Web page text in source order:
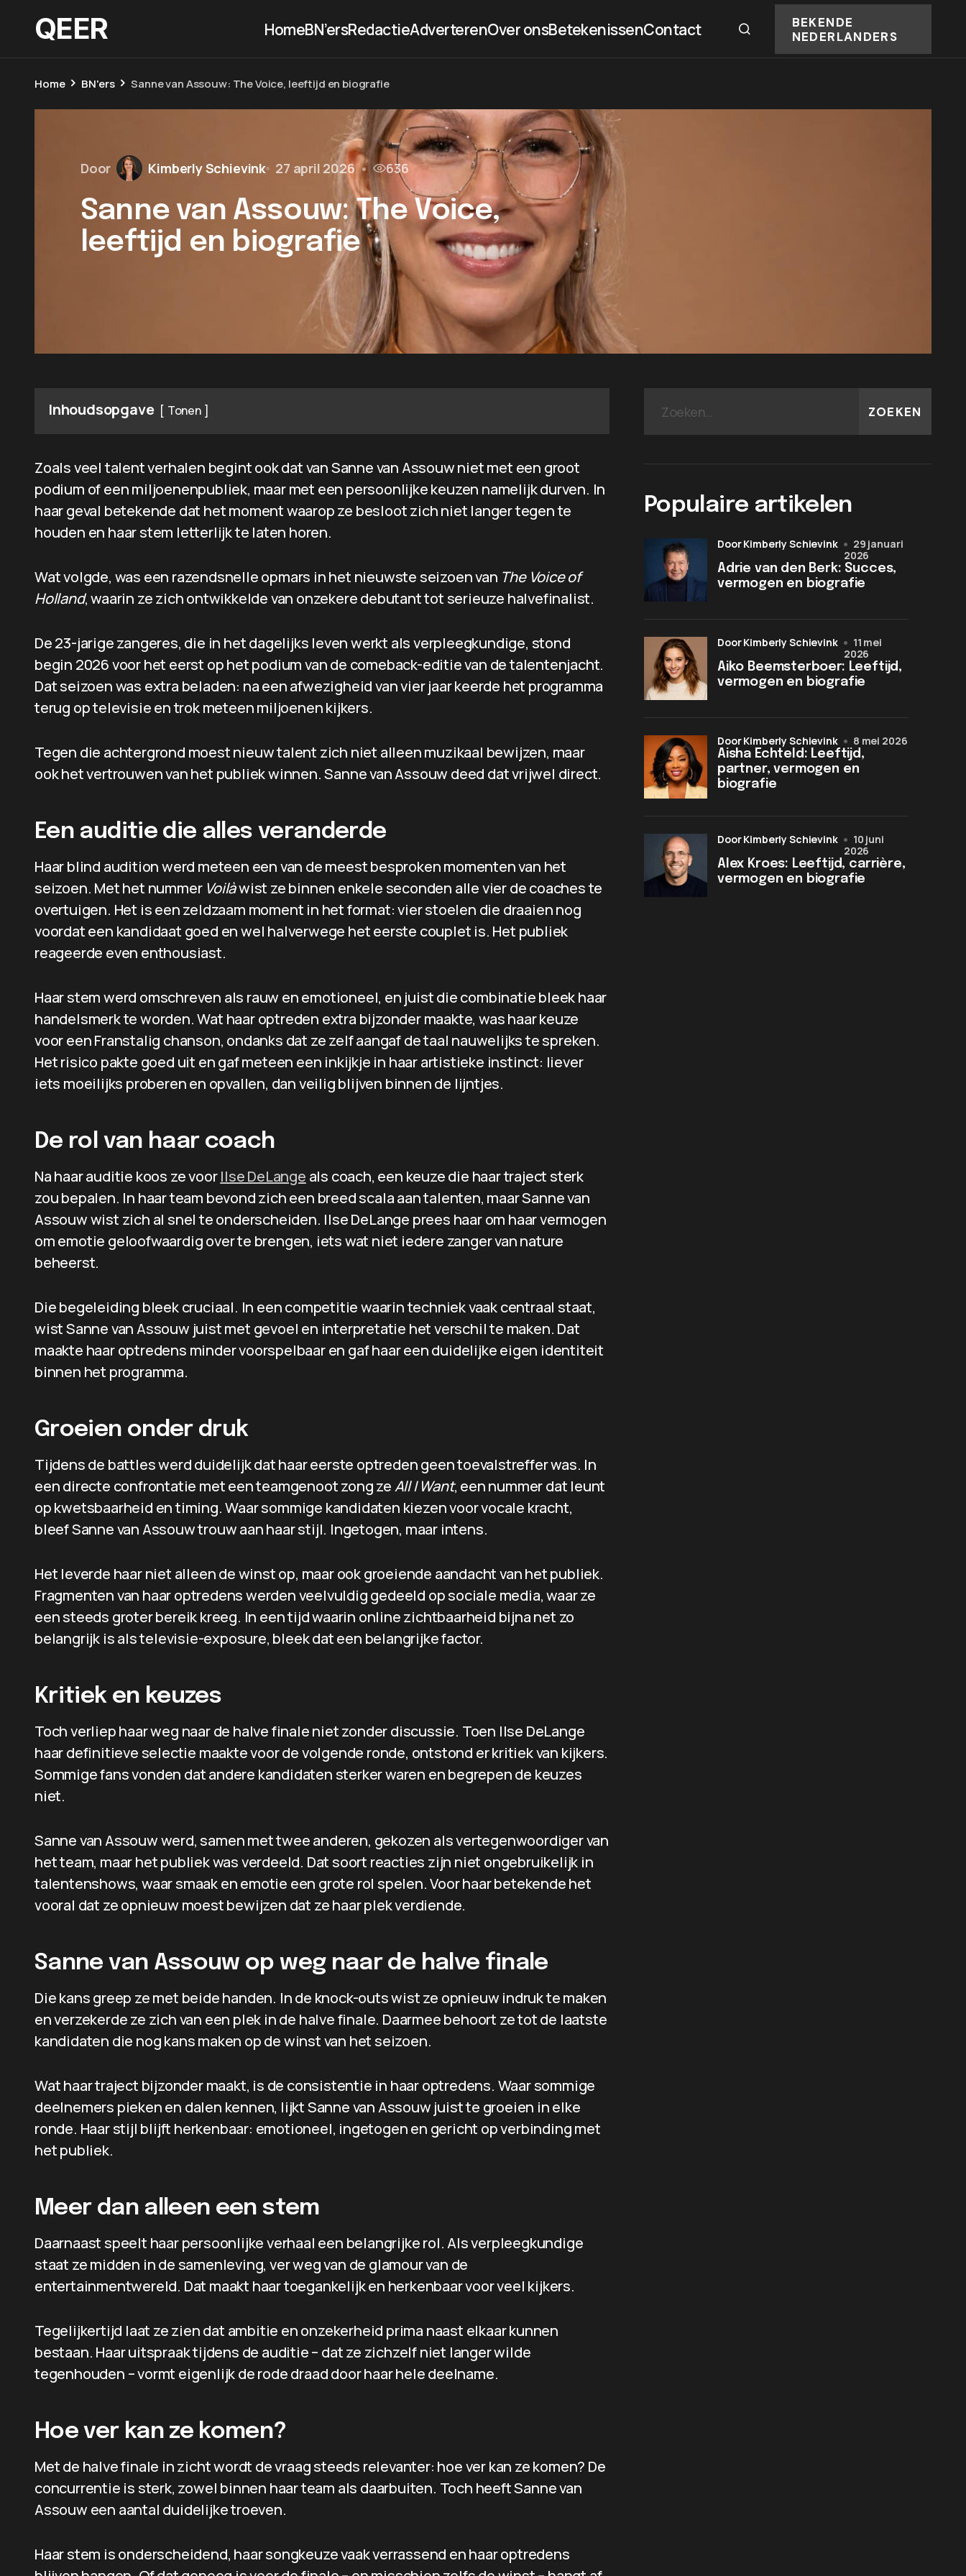
QEER HomeBN’ersRedactieAdverterenOver onsBetekenissenContact
BEKENDE
NEDERLANDERS
Home BN'ers Sanne van Assouw: The Voice, leeftijd en biografie
Door Kimberly Schievink 27 april 2026 • 636
Sanne van Assouw: The Voice,
leeftijd en biografie
Inhoudsopgave Tonen
Zoals veel talent verhalen begint ook dat van Sanne van Assouw niet met een groot
podium of een miljoenenpubliek, maar met een persoonlijke keuzen namelijk durven. In
haar geval betekende dat het moment waarop ze besloot zich niet langer tegen te
houden en haar stem letterlijk te laten horen.
Wat volgde, was een razendsnelle opmars in het nieuwste seizoen van The Voice of
Holland, waarin ze zich ontwikkelde van onzekere debutant tot serieuze halvefinalist.
De 23-jarige zangeres, die in het dagelijks leven werkt als verpleegkundige, stond
begin 2026 voor het eerst op het podium van de comeback-editie van de talentenjacht.
Dat seizoen was extra beladen: na een afwezigheid van vier jaar keerde het programma
terug op televisie en trok meteen miljoenen kijkers.
Tegen die achtergrond moest nieuw talent zich niet alleen muzikaal bewijzen, maar
ook het vertrouwen van het publiek winnen. Sanne van Assouw deed dat vrijwel direct.
Een auditie die alles veranderde
Haar blind audition werd meteen een van de meest besproken momenten van het
seizoen. Met het nummer Voilàwist ze binnen enkele seconden alle vier de coaches te
overtuigen. Het is een zeldzaam moment in het format: vier stoelen die draaien nog
voordat een kandidaat goed en wel halverwege het eerste couplet is. Het publiek
reageerde even enthousiast.
Haar stem werd omschreven als rauw en emotioneel, en juist die combinatie bleek haar
handelsmerk te worden. Wat haar optreden extra bijzonder maakte, was haar keuze
voor een Franstalig chanson, ondanks dat ze zelf aangaf de taal nauwelijks te spreken.
Het risico pakte goed uit en gaf meteen een inkijkje in haar artistieke instinct: liever
iets moeilijks proberen en opvallen, dan veilig blijven binnen de lijntjes.
De rol van haar coach
Na haar auditie koos ze voorIlse DeLange als coach, een keuze die haar traject sterk
zou bepalen. In haar team bevond zich een breed scala aan talenten, maar Sanne van
Assouw wist zich al snel te onderscheiden. Ilse DeLange prees haar om haar vermogen
om emotie geloofwaardig over te brengen, iets wat niet iedere zanger van nature
beheerst.
Die begeleiding bleek cruciaal. In een competitie waarin techniek vaak centraal staat,
wist Sanne van Assouw juist met gevoel en interpretatie het verschil te maken. Dat
maakte haar optredens minder voorspelbaar en gaf haar een duidelijke eigen identiteit
binnen het programma.
Groeien onder druk
Tijdens de battles werd duidelijk dat haar eerste optreden geen toevalstreffer was. In
een directe confrontatie met een teamgenoot zong zeAll I Want, een nummer dat leunt
op kwetsbaarheid en timing. Waar sommige kandidaten kiezen voor vocale kracht,
bleef Sanne van Assouw trouw aan haar stijl. Ingetogen, maar intens.
Het leverde haar niet alleen de winst op, maar ook groeiende aandacht van het publiek.
Fragmenten van haar optredens werden veelvuldig gedeeld op sociale media, waar ze
een steeds groter bereik kreeg. In een tijd waarin online zichtbaarheid bijna net zo
belangrijk is als televisie-exposure, bleek dat een belangrijke factor.
Kritiek en keuzes
Toch verliep haar weg naar de halve finale niet zonder discussie. Toen Ilse DeLange
haar definitieve selectie maakte voor de volgende ronde, ontstond er kritiek van kijkers.
Sommige fans vonden dat andere kandidaten sterker waren en begrepen de keuzes
niet.
Sanne van Assouw werd, samen met twee anderen, gekozen als vertegenwoordiger van
het team, maar het publiek was verdeeld. Dat soort reacties zijn niet ongebruikelijk in
talentenshows, waar smaak en emotie een grote rol spelen. Voor haar betekende het
vooral dat ze opnieuw moest bewijzen dat ze haar plek verdiende.
Sanne van Assouw op weg naar de halve finale
Die kans greep ze met beide handen. In de knock-outs wist ze opnieuw indruk te maken
en verzekerde ze zich van een plek in de halve finale. Daarmee behoort ze tot de laatste
kandidaten die nog kans maken op de winst van het seizoen.
Wat haar traject bijzonder maakt, is de consistentie in haar optredens. Waar sommige
deelnemers pieken en dalen kennen, lijkt Sanne van Assouw juist te groeien in elke
ronde. Haar stijl blijft herkenbaar: emotioneel, ingetogen en gericht op verbinding met
het publiek.
Meer dan alleen een stem
Daarnaast speelt haar persoonlijke verhaal een belangrijke rol. Als verpleegkundige
staat ze midden in de samenleving, ver weg van de glamour van de
entertainmentwereld. Dat maakt haar toegankelijk en herkenbaar voor veel kijkers.
Tegelijkertijd laat ze zien dat ambitie en onzekerheid prima naast elkaar kunnen
bestaan. Haar uitspraak tijdens de auditie – dat ze zichzelf niet langer wilde
tegenhouden – vormt eigenlijk de rode draad door haar hele deelname.
Hoe ver kan ze komen?
Met de halve finale in zicht wordt de vraag steeds relevanter: hoe ver kan ze komen? De
concurrentie is sterk, zowel binnen haar team als daarbuiten. Toch heeft Sanne van
Assouw een aantal duidelijke troeven.
Haar stem is onderscheidend, haar songkeuze vaak verrassend en haar optredens
ZOEKEN
Populaire artikelen
Adrie van den Berk: Succes,
vermogen en biografie
door Kimberly Schievink
29 januari
2026
Aiko Beemsterboer: Leeftijd,
vermogen en biografie
door Kimberly Schievink
11 mei
2026
Aisha Echteld: Leeftijd,
partner, vermogen en
biografie
door Kimberly Schievink 8 mei 2026
Alex Kroes: Leeftijd, carrière,
vermogen en biografie
door Kimberly Schievink
10 juni
2026